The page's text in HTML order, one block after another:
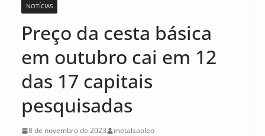
NOTÍCIAS
Preço da cesta básica
em outubro cai em 12
das 17 capitais
pesquisadas
8 de novembro de 2023 metalsaoleo